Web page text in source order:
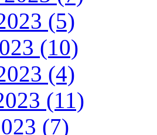
(5)
(10)
(4)
(11)
(7)